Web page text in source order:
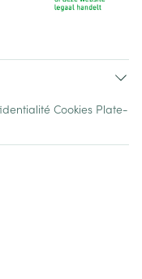
Cookies Plate-